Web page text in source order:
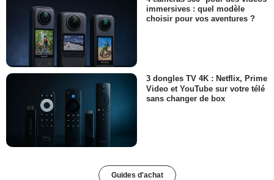
immersives : quel modèle
choisir pour vos aventures ?
3 dongles TV 4K : Netflix, Prime
Video et YouTube sur votre télé
sans changer de box
Guides d'achat